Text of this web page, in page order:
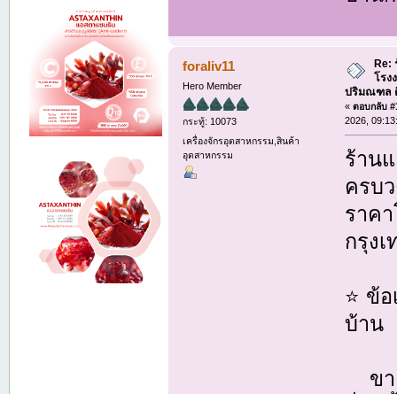
foraliv11
Hero Member
กระทู้: 10073
เครื่องจักรอุตสาหกรรม,สินค้า
อุตสาหกรรม
Re:
โรง
ปริมณฑล
«ตอบกลับ
2026,
ร้าน
ครบ
ราค
กรุง
⭐ ข้
บ้าน
ขา